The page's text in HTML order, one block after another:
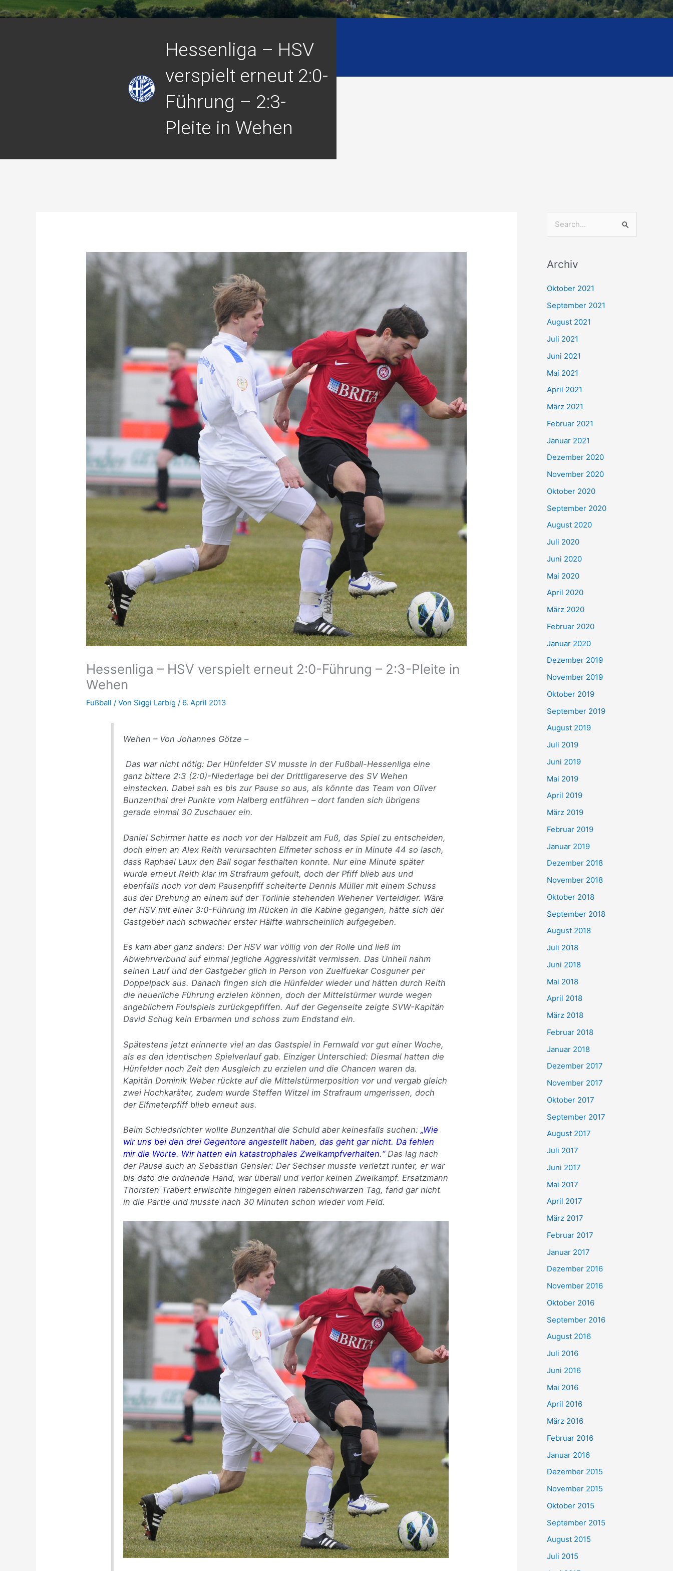
Hessenliga – HSV
verspielt erneut 2:0-
Führung – 2:3-
Pleite in Wehen
Hessenliga – HSV verspielt erneut 2:0-Führung – 2:3-Pleite in
Wehen
Fußball / Von Siggi Larbig/ 6. April 2013
Wehen – Von Johannes Götze –
Das war nicht nötig: Der Hünfelder SV musste in der Fußball-Hessenliga eine
ganz bittere 2:3 (2:0)-Niederlage bei der Drittligareserve des SV Wehen
einstecken. Dabei sah es bis zur Pause so aus, als könnte das Team von Oliver
Bunzenthal drei Punkte vom Halberg entführen – dort fanden sich übrigens
gerade einmal 30 Zuschauer ein.
Daniel Schirmer hatte es noch vor der Halbzeit am Fuß, das Spiel zu entscheiden,
doch einen an Alex Reith verursachten Elfmeter schoss er in Minute 44 so lasch,
dass Raphael Laux den Ball sogar festhalten konnte. Nur eine Minute später
wurde erneut Reith klar im Strafraum gefoult, doch der Pfiff blieb aus und
ebenfalls noch vor dem Pausenpfiff scheiterte Dennis Müller mit einem Schuss
aus der Drehung an einem auf der Torlinie stehenden Wehener Verteidiger. Wäre
der HSV mit einer 3:0-Führung im Rücken in die Kabine gegangen, hätte sich der
Gastgeber nach schwacher erster Hälfte wahrscheinlich aufgegeben.
Es kam aber ganz anders: Der HSV war völlig von der Rolle und ließ im
Abwehrverbund auf einmal jegliche Aggressivität vermissen. Das Unheil nahm
seinen Lauf und der Gastgeber glich in Person von Zuelfuekar Cosguner per
Doppelpack aus. Danach fingen sich die Hünfelder wieder und hätten durch Reith
die neuerliche Führung erzielen können, doch der Mittelstürmer wurde wegen
angeblichem Foulspiels zurückgepfiffen. Auf der Gegenseite zeigte SVW-Kapitän
David Schug kein Erbarmen und schoss zum Endstand ein.
Spätestens jetzt erinnerte viel an das Gastspiel in Fernwald vor gut einer Woche,
als es den identischen Spielverlauf gab. Einziger Unterschied: Diesmal hatten die
Hünfelder noch Zeit den Ausgleich zu erzielen und die Chancen waren da.
Kapitän Dominik Weber rückte auf die Mittelstürmerposition vor und vergab gleich
zwei Hochkaräter, zudem wurde Steffen Witzel im Strafraum umgerissen, doch
der Elfmeterpfiff blieb erneut aus.
Beim Schiedsrichter wollte Bunzenthal die Schuld aber keinesfalls suchen:„Wie
wir uns bei den drei Gegentore angestellt haben, das geht gar nicht. Da fehlen
mir die Worte. Wir hatten ein katastrophales Zweikampfverhalten.“Das lag nach
der Pause auch an Sebastian Gensler: Der Sechser musste verletzt runter, er war
bis dato die ordnende Hand, war überall und verlor keinen Zweikampf. Ersatzmann
Thorsten Trabert erwischte hingegen einen rabenschwarzen Tag, fand gar nicht
in die Partie und musste nach 30 Minuten schon wieder vom Feld.
h
e
n
h
:
Archiv
Oktober 2021
September 2021
August 2021
Juli 2021
Juni 2021
Mai 2021
April 2021
März 2021
Februar 2021
Januar 2021
Dezember 2020
November 2020
Oktober 2020
September 2020
August 2020
Juli 2020
Juni 2020
Mai 2020
April 2020
März 2020
Februar 2020
Januar 2020
Dezember 2019
November 2019
Oktober 2019
September 2019
August 2019
Juli 2019
Juni 2019
Mai 2019
April 2019
März 2019
Februar 2019
Januar 2019
Dezember 2018
November 2018
Oktober 2018
September 2018
August 2018
Juli 2018
Juni 2018
Mai 2018
April 2018
März 2018
Februar 2018
Januar 2018
Dezember 2017
November 2017
Oktober 2017
September 2017
August 2017
Juli 2017
Juni 2017
Mai 2017
April 2017
März 2017
Februar 2017
Januar 2017
Dezember 2016
November 2016
Oktober 2016
September 2016
August 2016
Juli 2016
Juni 2016
Mai 2016
April 2016
März 2016
Februar 2016
Januar 2016
Dezember 2015
November 2015
Oktober 2015
September 2015
August 2015
Juli 2015